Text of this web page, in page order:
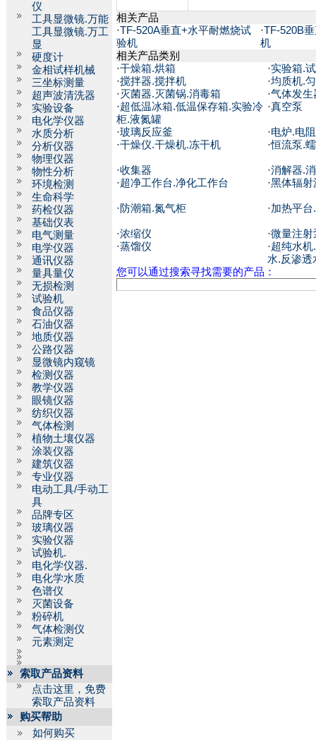
仪
工具显微镜.万能
工具显微镜.万工
显
硬度计
金相试样机械
三坐标测量
超声波清洗器
实验设备
电化学仪器
水质分析
分析仪器
物理仪器
物性分析
环境检测
生命科学
药检仪器
基础仪表
电气测量
电学仪器
通讯仪器
量具量仪
无损检测
试验机
食品仪器
石油仪器
地质仪器
公路仪器
显微镜内窥镜
检测仪器
教学仪器
眼镜仪器
纺织仪器
气体检测
植物土壤仪器
涂装仪器
建筑仪器
专业仪器
电动工具/手动工
具
品牌专区
玻璃仪器
实验仪器
试验机.
电化学仪器.
电化学水质
色谱仪
灭菌设备
粉碎机
气体检测仪
元素测定
索取产品资料
点击这里，免费
索取产品资料
购买帮助
如何购买
相关产品
·TF-520A垂直+水平耐燃烧试
验机
·TF-520B
机
相关产品类别
·干燥箱.烘箱 ·实验箱.
·搅拌器.搅拌机 ·均质机.
·灭菌器.灭菌锅.消毒箱 ·气体发生
·超低温冰箱.低温保存箱.实验冷
柜.液氮罐
·真空泵
·玻璃反应釜 ·电炉.电
·干燥仪.干燥机.冻干机 ·恒流泵.
·收集器 ·消解器.
·超净工作台.净化工作台 ·黑体辐射
·防潮箱.氮气柜 ·加热平
·浓缩仪 ·微量注射
·蒸馏仪 ·超纯水
水.反渗透
您可以通过搜索寻找需要的产品：